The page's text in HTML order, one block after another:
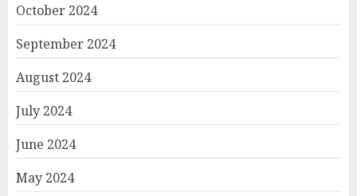
October 2024
September 2024
August 2024
July 2024
June 2024
May 2024